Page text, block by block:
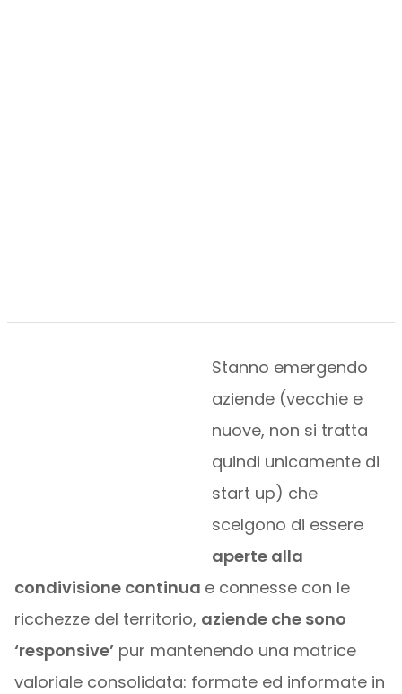
Stanno emergendo
aziende (vecchie e
nuove, non si tratta
quindi unicamente di
start up) che
scelgono di essere
aperte alla
condivisione continua e connesse con le
ricchezze del territorio, aziende che sono
‘responsive’pur mantenendo una matrice
valoriale consolidata: formate ed informate in